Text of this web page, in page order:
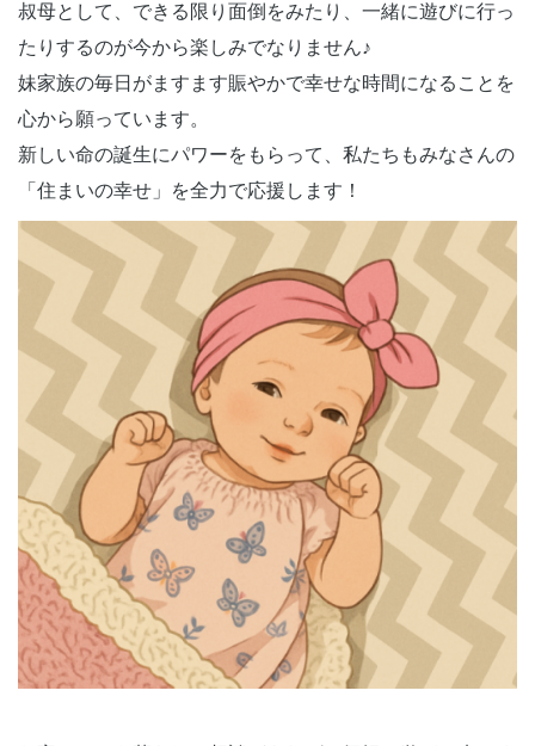
叔母として、できる限り面倒をみたり、一緒に遊びに行っ
たりするのが今から楽しみでなりません♪
妹家族の毎日がますます賑やかで幸せな時間になることを
心から願っています。
新しい命の誕生にパワーをもらって、私たちもみなさんの
「住まいの幸せ」を全力で応援します！